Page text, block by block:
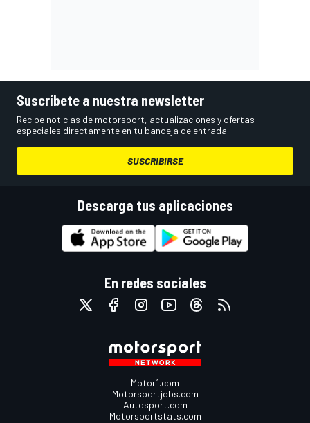
Suscríbete a nuestra newsletter
Recibe noticias de motorsport, actualizaciones y ofertas
especiales directamente en tu bandeja de entrada.
SUSCRIBIRSE
Descarga tus aplicaciones
En redes sociales
Motor1.com
Motorsportjobs.com
Autosport.com
Motorsportstats.com